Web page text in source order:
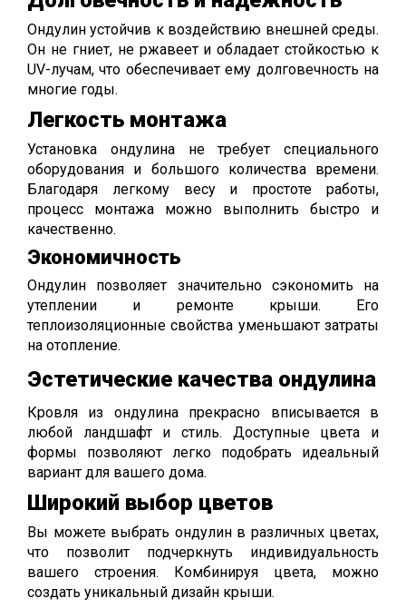
Ондулин устойчив к воздействию внешней среды.
Он не гниет, не ржавеет и обладает стойкостью к
UV-лучам, что обеспечивает ему долговечность на
многие годы.
Легкость монтажа
Установка ондулина не требует специального
оборудования и большого количества времени.
Благодаря легкому весу и простоте работы,
процесс монтажа можно выполнить быстро и
качественно.
Экономичность
Ондулин позволяет значительно сэкономить на
утеплении и ремонте крыши. Его
теплоизоляционные свойства уменьшают затраты
на отопление.
Эстетические качества ондулина
Кровля из ондулина прекрасно вписывается в
любой ландшафт и стиль. Доступные цвета и
формы позволяют легко подобрать идеальный
вариант для вашего дома.
Широкий выбор цветов
Вы можете выбрать ондулин в различных цветах,
что позволит подчеркнуть индивидуальность
вашего строения. Комбинируя цвета, можно
создать уникальный дизайн крыши.